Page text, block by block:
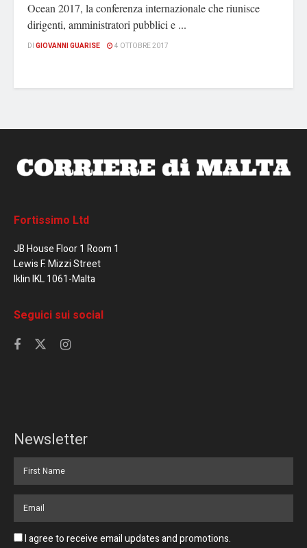
Ocean 2017, la conferenza internazionale che riunisce
dirigenti, amministratori pubblici e ...
DI GIOVANNI GUARISE 4 OTTOBRE 2017
Fortissimo Ltd
JB House Floor 1 Room 1
Lewis F. Mizzi Street
Iklin IKL 1061-Malta
Seguici sui social
Newsletter
I agree to receive email updates and promotions.